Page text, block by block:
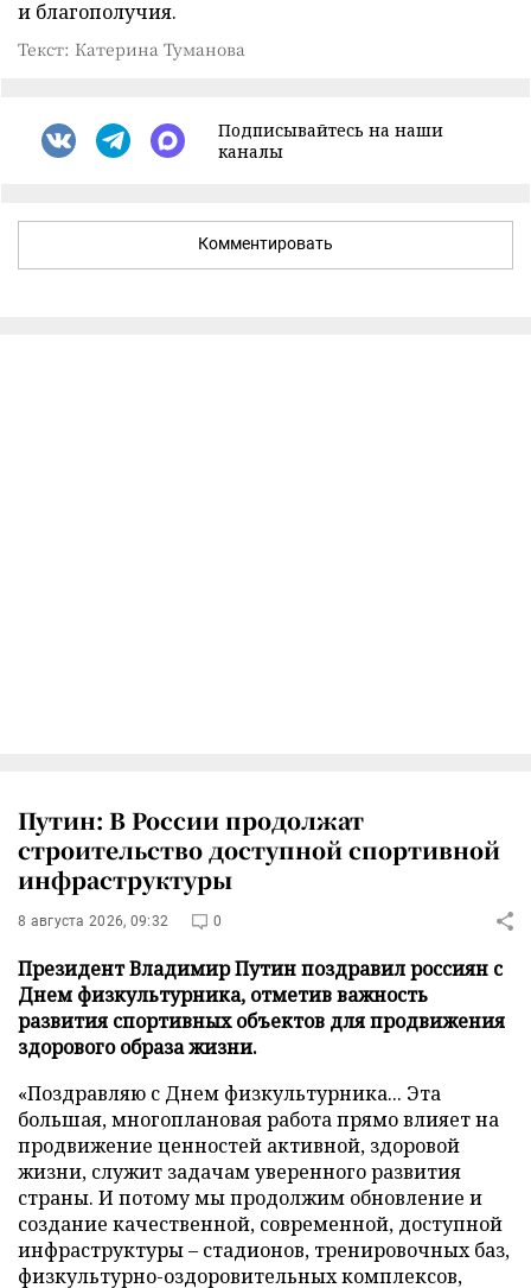
и благополучия.
Текст: Катерина Туманова
Подписывайтесь на наши
каналы
Комментировать
Путин: В России продолжат
строительство доступной спортивной
инфраструктуры
8 августа 2026, 09:32 0
Президент Владимир Путин поздравил россиян с
Днем физкультурника, отметив важность
развития спортивных объектов для продвижения
здорового образа жизни.
«Поздравляю с Днем физкультурника... Эта
большая, многоплановая работа прямо влияет на
продвижение ценностей активной, здоровой
жизни, служит задачам уверенного развития
страны. И потому мы продолжим обновление и
создание качественной, современной, доступной
инфраструктуры – стадионов, тренировочных баз,
физкультурно-оздоровительных комплексов,